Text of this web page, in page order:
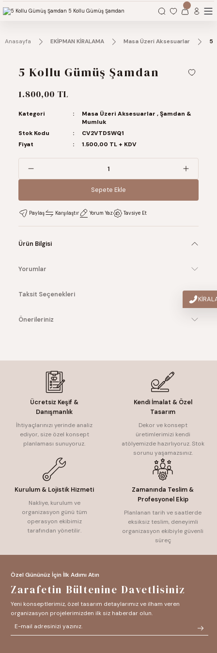
Organizasyonlarınız için tüm ihtiyaçlarınız burada.
Anasayfa EKİPMAN KİRALAMA Masa Üzeri Aksesuarlar 5
5 Kollu Gümüş Şamdan
1.800,00 TL
Kategori Masa Üzeri Aksesuarlar ,Şamdan &
Mumluk
Stok Kodu
CV2VTDSWQ1
Fiyat
1.500,00 TL + KDV
Sepete Ekle
Sepete Ekle
Paylaş Karşılaştır Yorum Yaz Tavsiye Et
Ürün Bilgisi
Yorumlar
Taksit Seçenekleri
Önerileriniz
Ücretsiz Keşif &
Danışmanlık
İhtiyaçlarınızı yerinde analiz
ediyor, size özel konsept
planlaması sunuyoruz.
Kendi İmalat & Özel
Tasarım
Dekor ve konsept
üretimlerimizi kendi
atölyemizde hazırlıyoruz. Stok
sorunu yaşamazsınız.
Kurulum & Lojistik Hizmeti
Nakliye, kurulum ve
organizasyon günü tüm
operasyon ekibimiz
tarafından yönetilir.
Zamanında Teslim &
Profesyonel Ekip
Planlanan tarih ve saatlerde
eksiksiz teslim, deneyimli
organizasyon ekibiyle güvenli
süreç
Özel Gününüz İçin İlk Adımı Atın
Zarafetin Bültenine Davetlisiniz
Yeni konseptlerimiz, özel tasarım detaylarımız ve ilham veren
organizasyon projelerimizden ilk siz haberdar olun.